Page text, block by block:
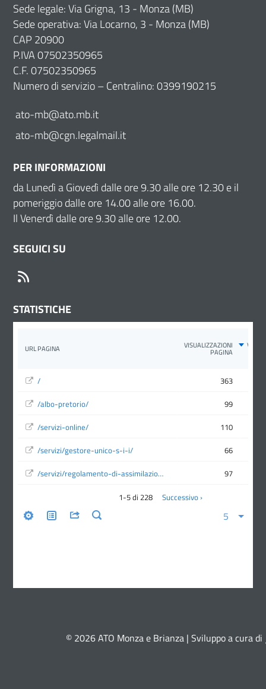
Sede legale: Via Grigna, 13 - Monza (MB)
Sede operativa: Via Locarno, 3 - Monza (MB)
CAP 20900
P.IVA 07502350965
C.F. 07502350965
Numero di servizio – Centralino: 0399190215
ato-mb@ato.mb.it
ato-mb@cgn.legalmail.it
PER INFORMAZIONI
da Lunedì a Giovedì dalle ore 9.30 alle ore 12.30 e il
pomeriggio dalle ore 14.00 alle ore 16.00.
Il Venerdì dalle ore 9.30 alle ore 12.00.
SEGUICI SU
STATISTICHE
© 2026 ATO Monza e Brianza | Sviluppo a cura di